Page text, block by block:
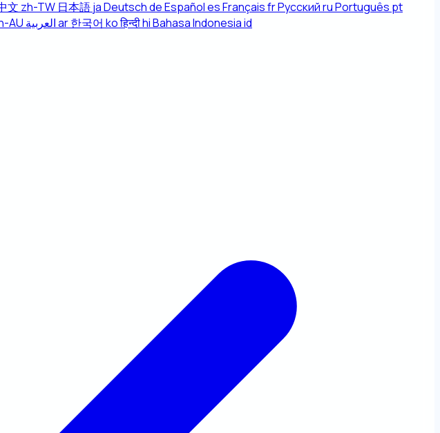
文 zh-TW 日本語jaDeutschdeEspañolesFrançaisfrРусскийruPortuguês pt
AU العربيةar한국어 koहिन्दीhiBahasa Indonesiaid